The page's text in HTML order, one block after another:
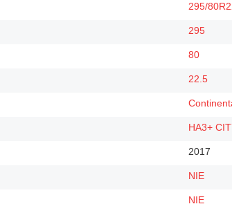
295/
295
80
22.5
HA3+
2017
NIE
NIE